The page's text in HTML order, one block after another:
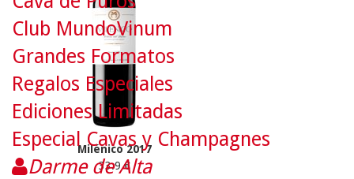
Milénico 2017
33.9 €
Club MundoVinum
Grandes Formatos
Regalos Especiales
Ediciones Limitadas
Especial Cavas y Champagnes
Darme de Alta